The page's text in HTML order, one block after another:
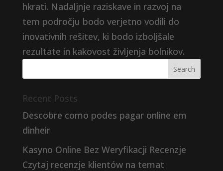
hkrati. Nadaljnje raziskave in razvoj na
tem področju bodo verjetno vodili do
inovativnih rešitev, ki bodo izboljšale
rezultate in kakovost življenja bolnikov.
Recent Posts
Descobre como podes pagar online em
dinheir
Kasyno Online Bez Weryfikacji Recenzje
Czytaj recenzje klientów na temat